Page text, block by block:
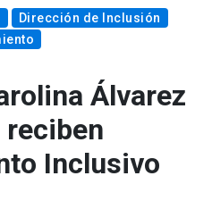
searchDirección de Inclusión
Álvarez
reciben
Inclusivo